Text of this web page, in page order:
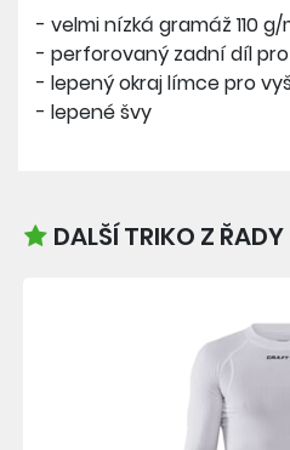
- velmi nízká gramáž 110 g/
- perforovaný zadní díl
- lepený okraj límce pro
- lepené švy
DALŠÍ TRIKO Z